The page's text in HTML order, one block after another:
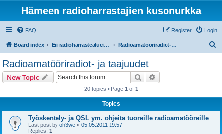
Hämeen radioharrastajien kusonurkka
FAQ Login
Register
Board index Eri radioharrastealueiden mukaiset osastot Radioamatööriradiot- ja taajuudet
Radioamatööriradiot- ja taajuudet
New Topic Search
20 topics • Page 1 of 1
Topics
Työskentely- ja QSL ym. ohjeita tuoreille radioamatööreille
Last post by oh3we « 05.05.2011 19:57
Replies: 1